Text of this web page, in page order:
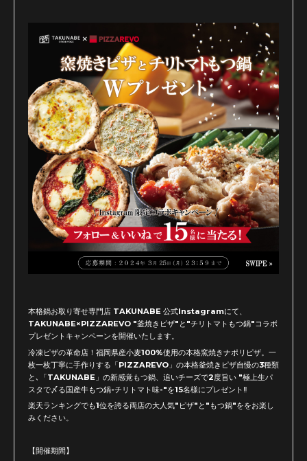
本格鍋お取り寄せ専門店 TAKUNABE 公式Instagramにて、
TAKUNABE×PIZZAREVO "釜焼きピザ"と"チリトマトもつ鍋"コラボ
プレゼントキャンペーンを開催いたします。
冷凍ピザの革命店！福岡県産小麦100%使用の本格窯焼きナポリピザ。一
枚一枚丁寧に手作りする「PIZZAREVO」の本格釜焼きピザ自慢の3種類
と､「TAKUNABE」の新感覚もつ鍋、追いチーズで2度旨い "極上生パ
スタで〆る国産牛もつ鍋-チリトマト味-"を15名様にプレゼント‼
楽天ランキングでも1位を誇る両店の大人気"ピザ"と"もつ鍋"ををお楽し
みください。
【開催期間】